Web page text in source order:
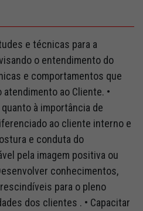
e técnicas para a
o entendimento do
e comportamentos que
ao Cliente. •
à importância de
ao cliente interno e
e conduta do
pela imagem positiva ou
conhecimentos,
para o pleno
dos clientes . • Capacitar